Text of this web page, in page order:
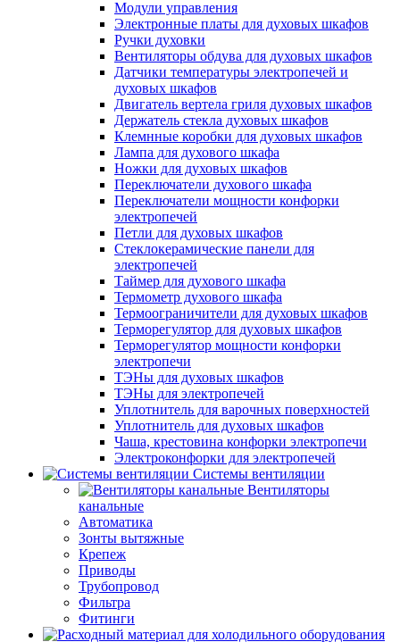
Модули управления
Электронные платы для духовых шкафов
Ручки духовки
Вентиляторы обдува для духовых шкафов
Датчики температуры электропечей и
духовых шкафов
Двигатель вертела гриля духовых шкафов
Держатель стекла духовых шкафов
Клемнные коробки для духовых шкафов
Лампа для духового шкафа
Ножки для духовых шкафов
Переключатели духового шкафа
Переключатели мощности конфорки
электропечей
Петли для духовых шкафов
Стеклокерамические панели для
электропечей
Таймер для духового шкафа
Термометр духового шкафа
Термоограничители для духовых шкафов
Терморегулятор для духовых шкафов
Терморегулятор мощности конфорки
электропечи
ТЭНы для духовых шкафов
ТЭНы для электропечей
Уплотнитель для варочных поверхностей
Уплотнитель для духовых шкафов
Чаша, крестовина конфорки электропечи
Электроконфорки для электропечей
Системы вентиляции
Вентиляторы
канальные
Автоматика
Зонты вытяжные
Крепеж
Приводы
Трубопровод
Фильтра
Фитинги